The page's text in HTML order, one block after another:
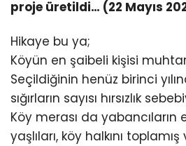
proje üretildi… (22 Mayıs
Hikaye bu ya;
Köyün en şaibeli kişisi
Seçildiğinin henüz birinci
sığırların sayısı hırsızlık
Köy merası da yabancıların
yaşlıları, köy halkını